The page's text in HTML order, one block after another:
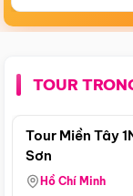
TOUR
Tour Miền Tây
Sơn
Hồ Chí Minh